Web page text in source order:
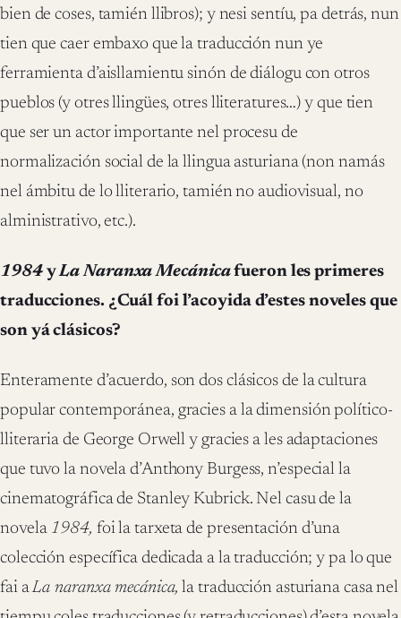
bien de coses, tamién llibros); y nesi sentíu, pa detrás, nun
tien que caer embaxo que la traducción nun ye
ferramienta d’aisllamientu sinón de diálogu con otros
pueblos (y otres llingües, otres lliteratures…) y que tien
que ser un actor importante nel procesu de
normalización social de la llingua asturiana (non namás
nel ámbitu de lo lliterario, tamién no audiovisual, no
alministrativo, etc.).
1984yLa Naranxa Mecánicafueron les primeres
traducciones. ¿Cuál foi l’acoyida d’estes noveles que
son yá clásicos?
Enteramente d’acuerdo, son dos clásicos de la cultura
popular contemporánea, gracies a la dimensión político-
lliteraria de George Orwell y gracies a les adaptaciones
que tuvo la novela d’Anthony Burgess, n’especial la
cinematográfica de Stanley Kubrick. Nel casu de la
novela 1984, foi la tarxeta de presentación d’una
colección específica dedicada a la traducción; y pa lo que
fai aLa naranxa mecánica, la traducción asturiana casa nel